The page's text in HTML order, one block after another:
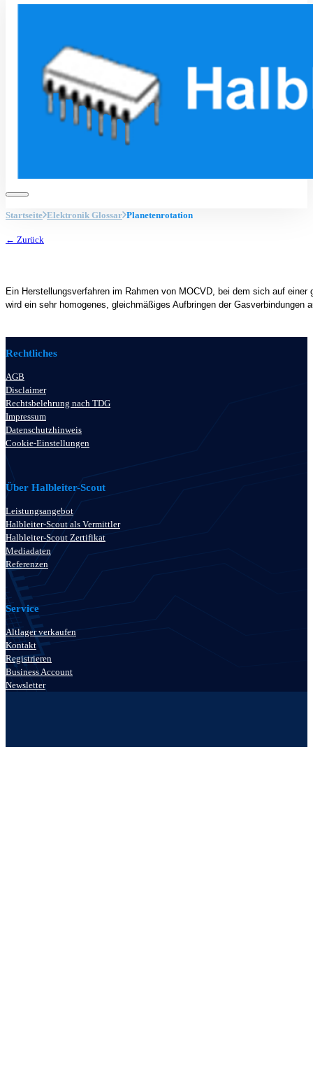
Startseite Elektronik Glossar Planetenrotation
← Zurück
Ein Herstellungsverfahren im Rahmen von MOCVD, bei dem sich auf
wird ein sehr homogenes, gleichmäßiges Aufbringen der Gasverbindungen
Rechtliches
AGB
Disclaimer
Rechtsbelehrung nach TDG
Impressum
Datenschutzhinweis
Cookie-Einstellungen
Über Halbleiter-Scout
Leistungsangebot
Halbleiter-Scout als Vermittler
Halbleiter-Scout Zertifikat
Mediadaten
Referenzen
Service
Altlager verkaufen
Kontakt
Registrieren
Business Account
Newsletter